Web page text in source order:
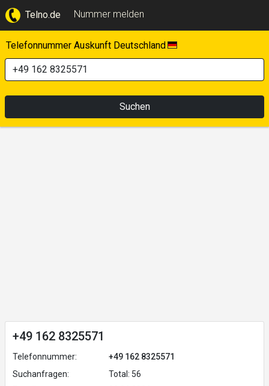
Telno.de Nummer melden
Telefonnummer Auskunft Deutschland
Suchen
+49 162 8325571
Telefonnummer:
+49 162 8325571
Suchanfragen:
Total: 56